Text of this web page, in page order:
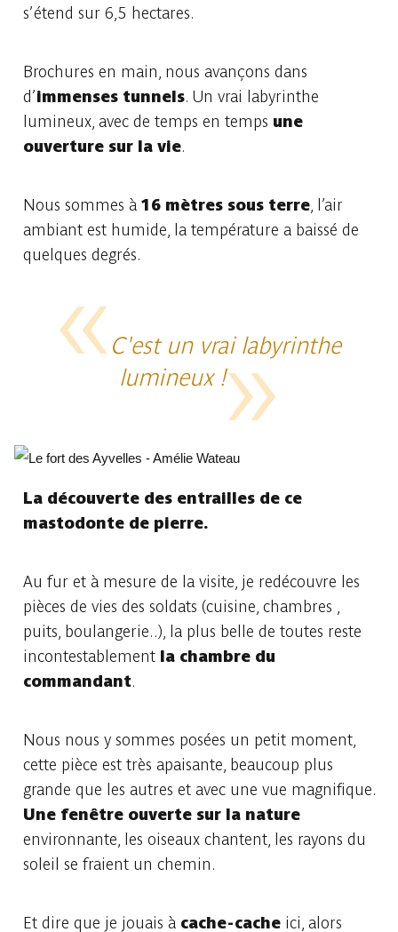
s’étend sur 6,5 hectares.
Brochures en main, nous avançons dans
d’immenses tunnels. Un vrai labyrinthe
lumineux, avec de temps en temps une
ouverture sur la vie.
Nous sommes à 16 mètres sous terre , l’air
ambiant est humide, la température a baissé de
quelques degrés.
C'est un vrai labyrinthe
lumineux !
La découverte des entrailles de ce
mastodonte de pierre.
Au fur et à mesure de la visite, je redécouvre les
pièces de vies des soldats (cuisine, chambres ,
puits, boulangerie..), la plus belle de toutes reste
incontestablement la chambre du
commandant.
Nous nous y sommes posées un petit moment,
cette pièce est très apaisante, beaucoup plus
grande que les autres et avec une vue magnifique.
Une fenêtre ouverte sur la nature
environnante, les oiseaux chantent, les rayons du
soleil se fraient un chemin.
Et dire que je jouais à cache-cache ici, alors